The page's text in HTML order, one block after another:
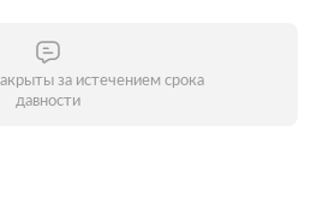
за истечением срока
давности